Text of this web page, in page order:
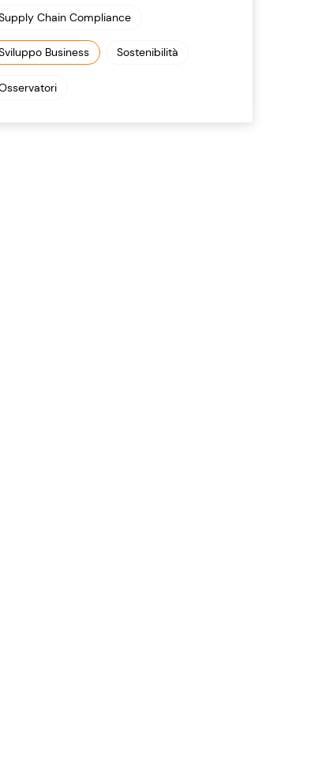
Chain Compliance
Business Sostenibilità